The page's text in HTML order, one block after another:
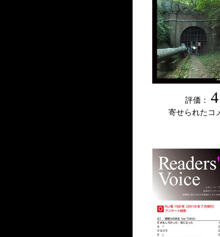
評価： 4
寄せられたコ